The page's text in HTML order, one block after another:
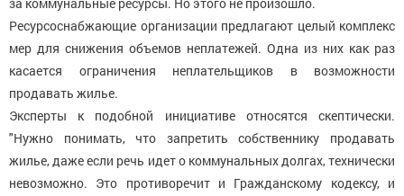
Ресурсоснабжающие организации предлагают целый комплекс
мер для снижения объемов неплатежей. Одна из них как раз
касается ограничения неплательщиков в возможности
продавать жилье.
Эксперты к подобной инициативе относятся скептически.
"Нужно понимать, что запретить собственнику продавать
жилье, даже если речь идет о коммунальных долгах, технически
невозможно. Это противоречит и Гражданскому кодексу, и